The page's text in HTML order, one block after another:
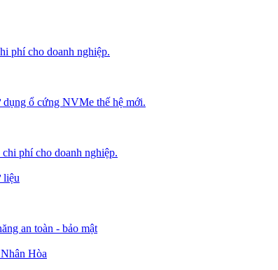
phí cho doanh nghiệp.
dụng ổ cứng NVMe thế hệ mới.
phí cho doanh nghiệp.
liệu
an toàn - bảo mật
Hòa